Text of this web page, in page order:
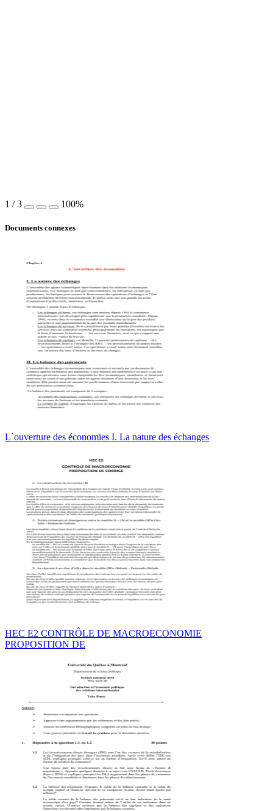
1 /3 100%
Documents connexes
L`ouverture des économies I. La nature des échanges
HEC E2 CONTRÔLE DE MACROECONOMIE
PROPOSITION DE